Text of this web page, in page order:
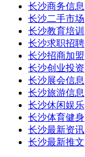
长沙商务信息
长沙二手市场
长沙教育培训
长沙求职招聘
长沙招商加盟
长沙创业投资
长沙展会信息
长沙旅游信息
长沙休闲娱乐
长沙体育健身
长沙最新资讯
长沙最新推文